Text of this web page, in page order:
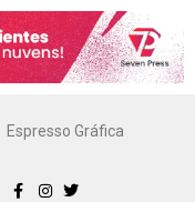
Espresso Gráfica